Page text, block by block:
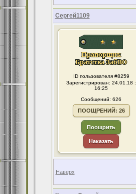
Сергей1109
ID пользователя #8259
Зарегистрирован: 24.01.18 :
16:25
Сообщений: 626
ПООЩРЕНИЙ: 26
Поощрить
Наказать
Наверх